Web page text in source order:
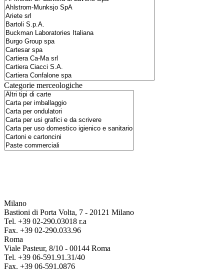
Categorie merceologiche
Milano
Bastioni di Porta Volta, 7 - 20121 Milano
Tel. +39 02-290.03018 r.a
Fax. +39 02-290.033.96
Roma
Viale Pasteur, 8/10 - 00144 Roma
Tel. +39 06-591.91.31/40
Fax. +39 06-591.0876